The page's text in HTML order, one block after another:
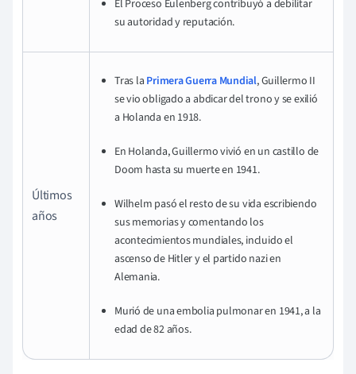
El Proceso Eulenberg contribuyó a debilitar
su autoridad y reputación.
Últimos
años
Tras la Primera Guerra Mundial, Guillermo II
se vio obligado a abdicar del trono y se exilió
a Holanda en 1918.
En Holanda, Guillermo vivió en un castillo de
Doom hasta su muerte en 1941.
Wilhelm pasó el resto de su vida escribiendo
sus memorias y comentando los
acontecimientos mundiales, incluido el
ascenso de Hitler y el partido nazi en
Alemania.
Murió de una embolia pulmonar en 1941, a la
edad de 82 años.